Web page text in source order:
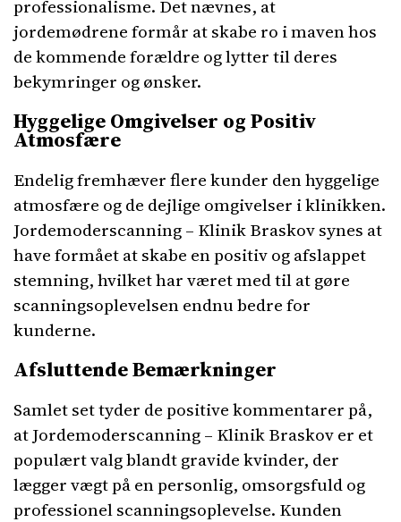
professionalisme. Det nævnes, at
jordemødrene formår at skabe ro i maven hos
de kommende forældre og lytter til deres
bekymringer og ønsker.
Hyggelige Omgivelser og Positiv
Atmosfære
Endelig fremhæver flere kunder den hyggelige
atmosfære og de dejlige omgivelser i klinikken.
Jordemoderscanning – Klinik Braskov synes at
have formået at skabe en positiv og afslappet
stemning, hvilket har været med til at gøre
scanningsoplevelsen endnu bedre for
kunderne.
Afsluttende Bemærkninger
Samlet set tyder de positive kommentarer på,
at Jordemoderscanning – Klinik Braskov er et
populært valg blandt gravide kvinder, der
lægger vægt på en personlig, omsorgsfuld og
professionel scanningsoplevelse. Kunden